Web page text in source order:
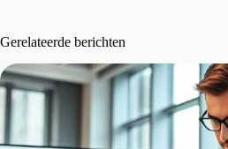
Gerelateerde berichten